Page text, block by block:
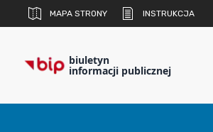
MAPA STRONY INSTRUKCJA
biuletyn
informacji publicznej